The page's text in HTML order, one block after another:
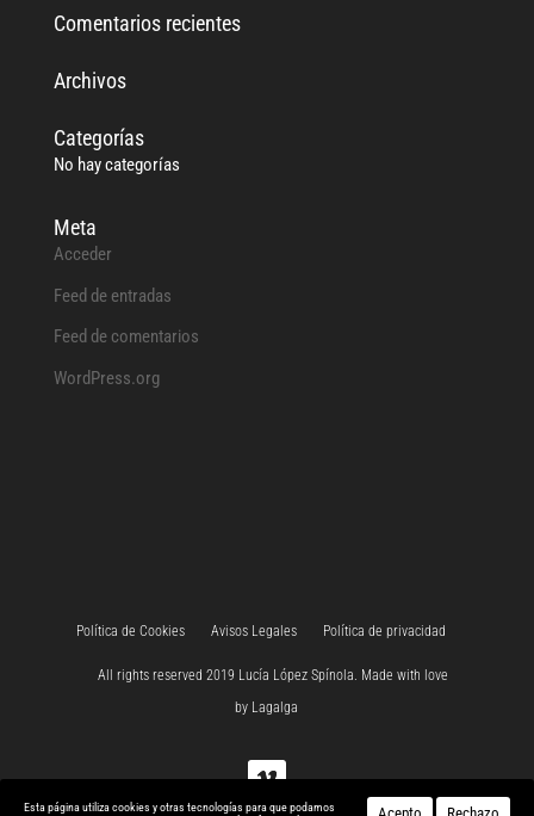
Comentarios recientes
Archivos
Categorías
No hay categorías
Meta
Acceder
Feed de entradas
Feed de comentarios
WordPress.org
Política de Cookies Avisos Legales Política de privacidad
All rights reserved 2019 Lucía López Spínola. Made with love
by Lagalga
Esta página utiliza cookies y otras tecnologías para que podamos